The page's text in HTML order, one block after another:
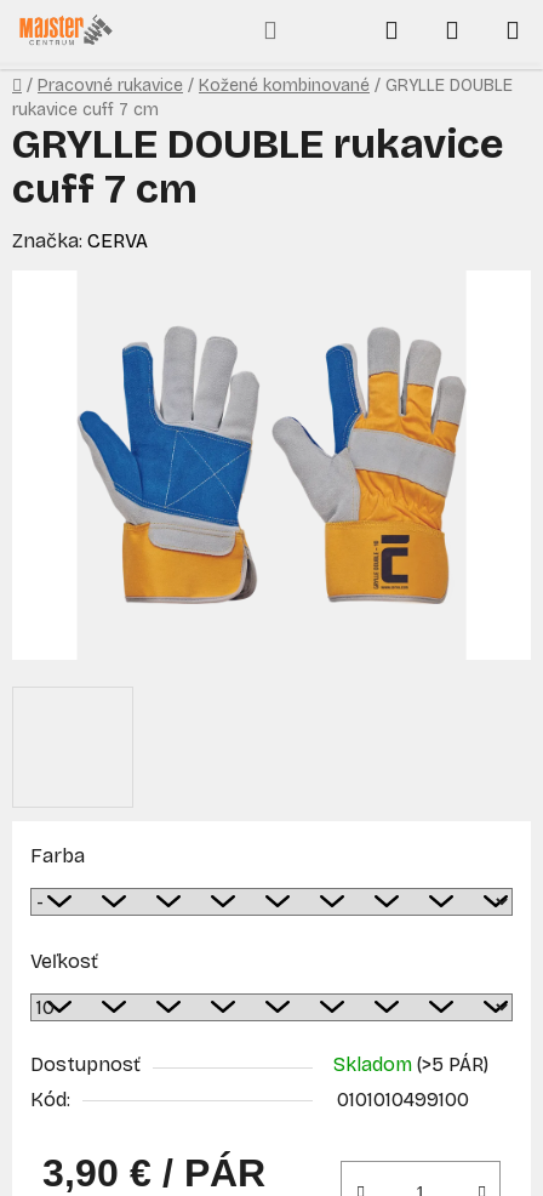
Prejsť
na
obsah
Hľadať
KOŠÍK
Domov
/ Pracovné rukavice / Kožené kombinované / GRYLLE DOUBLE
rukavice cuff 7 cm
Farba
Veľkosť
Dostupnosť Skladom (>5 PÁR)
Kód:
0101010499100
3,90 € / PÁR
GRYLLE DOUBLE rukavice
cuff 7 cm
Značka: CERVA